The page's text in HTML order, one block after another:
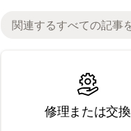
修理または交換